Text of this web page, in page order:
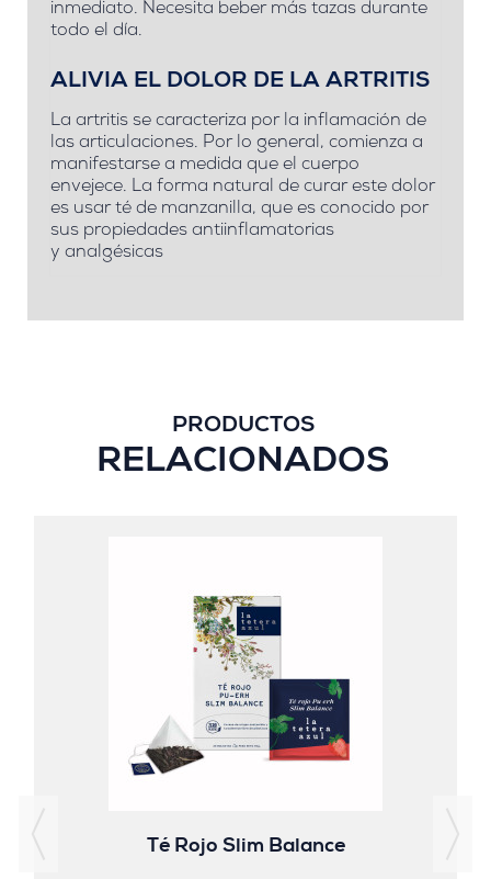
inmediato. Necesita beber más tazas durante
todo el día.
ALIVIA EL DOLOR DE LA ARTRITIS
La artritis se caracteriza por la inflamación de
las articulaciones. Por lo general, comienza a
manifestarse a medida que el cuerpo
envejece. La forma natural de curar este dolor
es usar té de manzanilla, que es conocido por
sus propiedades antiinflamatorias
y analgésicas
PRODUCTOS
RELACIONADOS
Té Rojo Slim Balance